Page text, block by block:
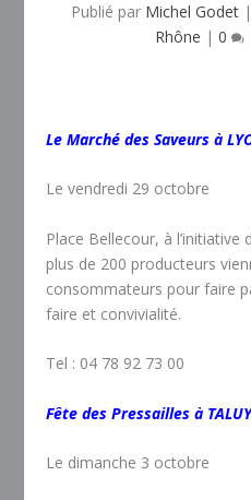
Publié par Michel Godet|
Rhône | 0
Le Marché des Saveurs à
Le vendredi 29 octobre
Place Bellecour, à l’initiative
plus de 200 producteurs
consommateurs pour faire
faire et convivialité.
Tel : 04 78 92 73 00
Fête des Pressailles à
Le dimanche 3 octobre